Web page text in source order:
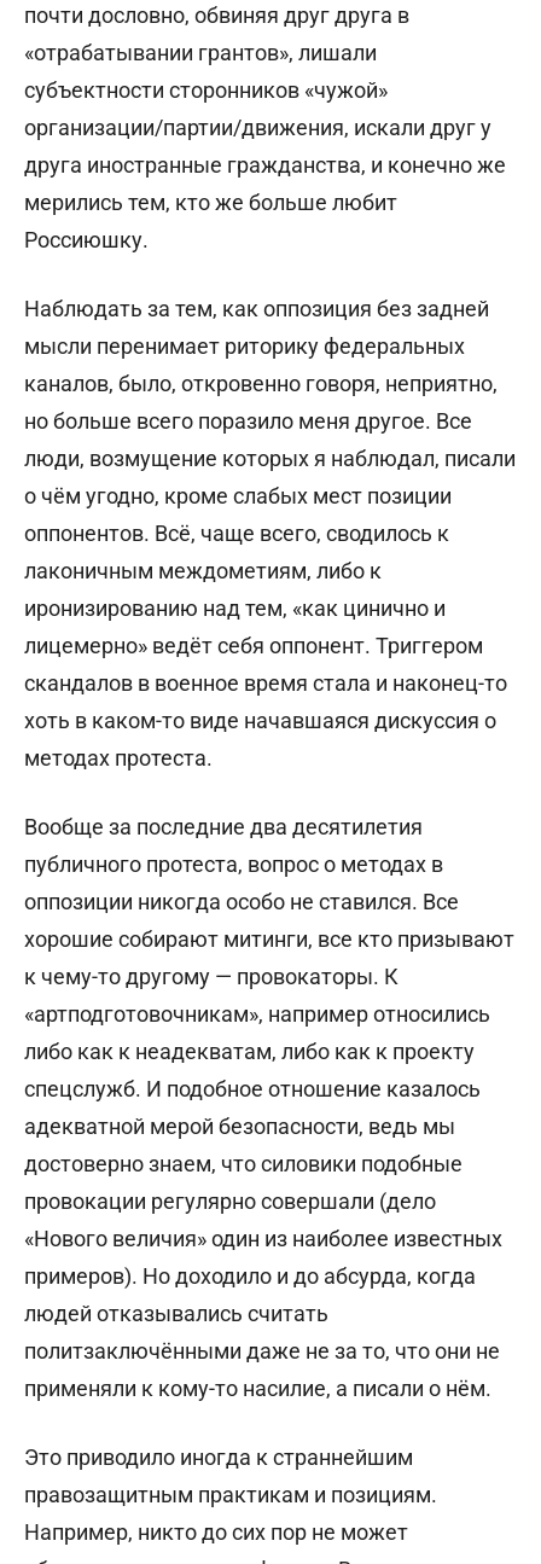
почти дословно, обвиняя друг друга в
«отрабатывании грантов», лишали
субъектности сторонников «чужой»
организации/партии/движения, искали друг у
друга иностранные гражданства, и конечно же
мерились тем, кто же больше любит
Россиюшку.
Наблюдать за тем, как оппозиция без задней
мысли перенимает риторику федеральных
каналов, было, откровенно говоря, неприятно,
но больше всего поразило меня другое. Все
люди, возмущение которых я наблюдал, писали
о чём угодно, кроме слабых мест позиции
оппонентов. Всё, чаще всего, сводилось к
лаконичным междометиям, либо к
иронизированию над тем, «как цинично и
лицемерно» ведёт себя оппонент. Триггером
скандалов в военное время стала и наконец-то
хоть в каком-то виде начавшаяся дискуссия о
методах протеста.
Вообще за последние два десятилетия
публичного протеста, вопрос о методах в
оппозиции никогда особо не ставился. Все
хорошие собирают митинги, все кто призывают
к чему-то другому — провокаторы. К
«артподготовочникам», например относились
либо как к неадекватам, либо как к проекту
спецслужб. И подобное отношение казалось
адекватной мерой безопасности, ведь мы
достоверно знаем, что силовики подобные
провокации регулярно совершали (дело
«Нового величия» один из наиболее известных
примеров). Но доходило и до абсурда, когда
людей отказывались считать
политзаключёнными даже не за то, что они не
применяли к кому-то насилие, а писали о нём.
Это приводило иногда к страннейшим
правозащитным практикам и позициям.
Например, никто до сих пор не может